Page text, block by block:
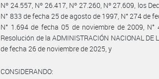
Nº 24.557, Nº 26.417, Nº 27.260, Nº 27.609, los
N° 833 de fecha 25 de agosto de 1997, N° 274 de
N° 1.694 de fecha 05 de noviembre de 2009,
Resolución de la ADMINISTRACIÓN NACIONAL DE
de fecha 26 de noviembre de 2025, y
CONSIDERANDO: